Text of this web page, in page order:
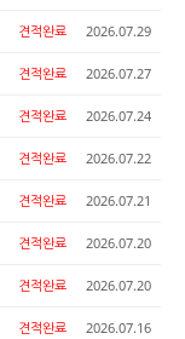
견적완료 2026.07.29
견적완료 2026.07.27
견적완료 2026.07.24
견적완료 2026.07.22
견적완료 2026.07.21
견적완료 2026.07.20
견적완료 2026.07.20
견적완료 2026.07.16